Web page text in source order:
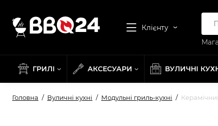
Клієнту
ГРИЛІ АКСЕСУАРИ ВУЛИЧНІ
Головна Вуличні кухні Модульні гриль-кухні